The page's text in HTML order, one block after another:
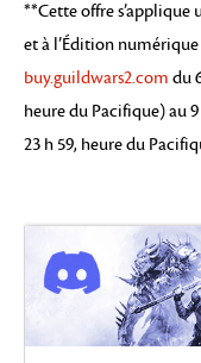
**Cette offre
et à l’Édition
buy.guildwars2.com du
heure du Pacifique) au 9
23 h 59, heure du